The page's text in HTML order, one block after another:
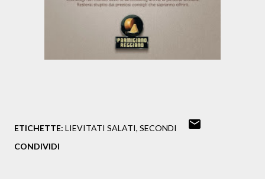
ETICHETTE: LIEVITATI SALATI SECONDI
CONDIVIDI